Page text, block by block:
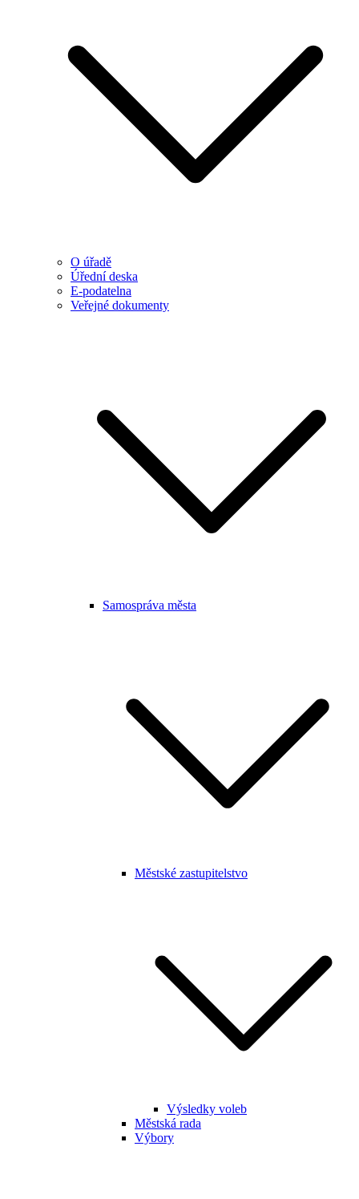
O úřadě
Úřední deska
E-podatelna
Veřejné dokumenty
Samospráva města
Městské zastupitelstvo
Výsledky voleb
Městská rada
Výbory